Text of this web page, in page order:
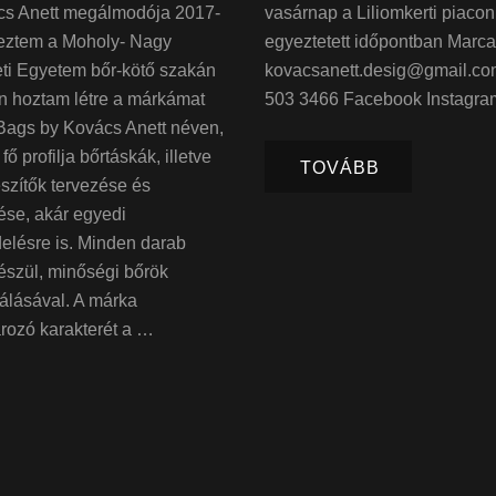
Anett megálmodója 2017-
a Moholy- Nagy
Egyetem bőr-kötő szakán
hoztam létre a márkámat
by Kovács Anett néven,
profilja bőrtáskák, illetve
tervezése és
akár egyedi
is. Minden darab
minőségi bőrök
A márka
karakterét a …
vasárnap a Liliomkerti
egyeztetett időpontban
503 3466 Facebook
TOVÁBB